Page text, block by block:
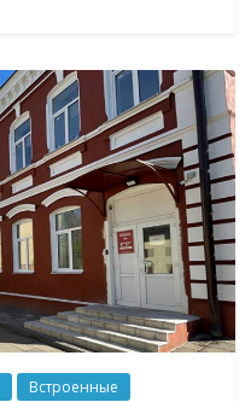
Встроенные